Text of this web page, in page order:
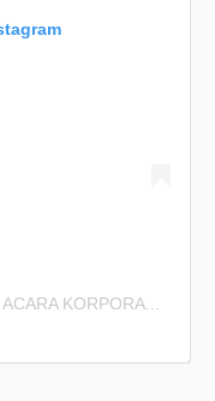
A post shared by EMCEE KAHWIN & ACARA KORPORAT (@emceekahwin)